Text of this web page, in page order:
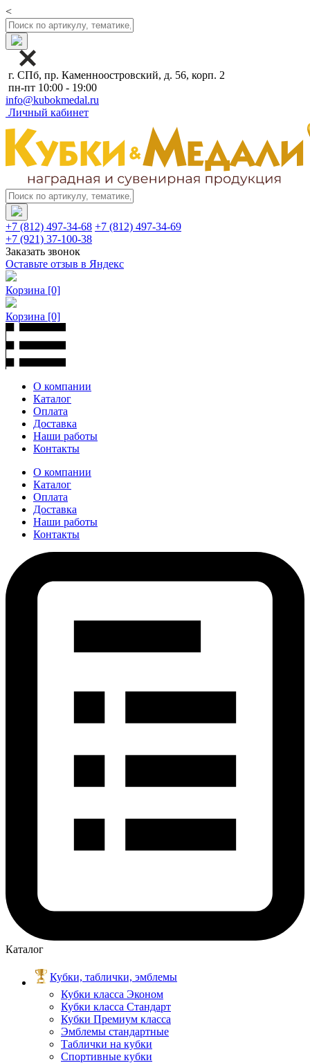
<
г. СПб, пр. Каменноостровский, д. 56, корп. 2
пн-пт 10:00 - 19:00
info@kubokmedal.ru
Личный кабинет
+7 (812) 497-34-68 +7 (812) 497-34-69
+7 (921) 37-100-38
Заказать звонок
Оставьте отзыв в Яндекс
Корзина [0]
Корзина [0]
О компании
Каталог
Оплата
Доставка
Наши работы
Контакты
О компании
Каталог
Оплата
Доставка
Наши работы
Контакты
Каталог
Кубки, таблички, эмблемы
Кубки класса Эконом
Кубки класса Стандарт
Кубки Премиум класса
Эмблемы стандартные
Таблички на кубки
Спортивные кубки